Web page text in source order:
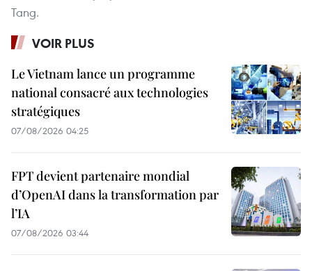
Tang.
VOIR PLUS
Le Vietnam lance un programme
national consacré aux technologies
stratégiques
07/08/2026 04:25
FPT devient partenaire mondial
d’OpenAI dans la transformation par
l’IA
07/08/2026 03:44